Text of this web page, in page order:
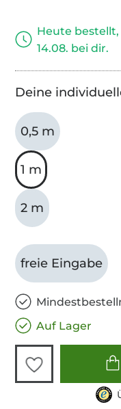
Heute bestellt,
14.08. bei dir.
Deine
0,5 m
1 m
2 m
freie Eingabe
Auf Lager